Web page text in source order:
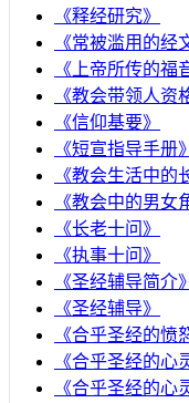
《释经研究》
《常被滥用的经
《上帝所传的福
《教会带领人资
《信仰基要》
《短宣指导手册》
《教会生活中的
《教会中的男女
《长老十问》
《执事十问》
《圣经辅导简介》
《圣经辅导》
《合乎圣经的愤
《合乎圣经的心
《合乎圣经的心